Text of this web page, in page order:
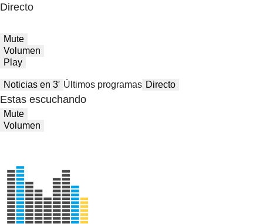
Directo
Mute
Volumen
Play
Noticias en 3′ Últimos programas Directo
Estas escuchando
Mute
Volumen